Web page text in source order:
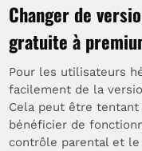
Changer de
gratuite à
Pour les utilisateurs
facilement de la
Cela peut être
bénéficier de
contrôle parental et